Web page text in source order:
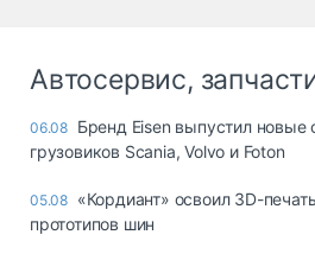
Автосервис,
06.08 Бренд Eisen выпустил новые
грузовиков Scania, Volvo и Foton
05.08 «Кордиант» освоил 3D-
прототипов шин